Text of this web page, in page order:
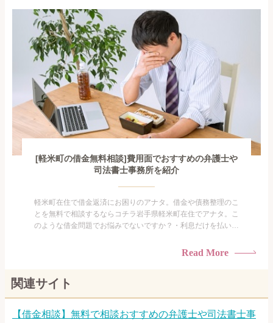
がありま...
[軽米町の借金無料相談]費用面でおすすめの弁護士や
司法書士事務所を紹介
軽米町在住で借金返済にお困りのアナタ。借金や債務整理のこ
とを無料で相談するならコチラ岩手県軽米町在住でアナタ。こ
のような借金問題でお悩みでないですか？・利息だけを払い続
られたくない・借金の催促、取り立てで憂鬱になる。・闇金に
がありま...
Read More
関連サイト
【借金相談】無料で相談おすすめの弁護士や司法書士事